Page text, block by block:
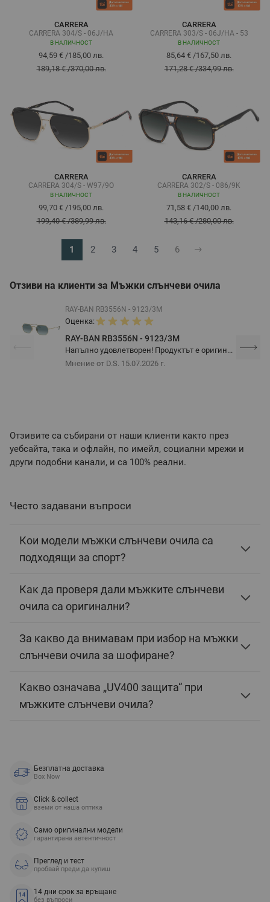
CARRERA
CARRERA 304/S - 06J/HA
В НАЛИЧНОСТ
94,59 € /185,00 лв.
189,18 €/370,00 лв.
CARRERA
CARRERA 303/S - 06J/HA - 53
В НАЛИЧНОСТ
85,64 € /167,50 лв.
171,28 €/334,99 лв.
CARRERA
CARRERA 304/S - W97/9O
В НАЛИЧНОСТ
99,70 € /195,00 лв.
199,40 €/389,99 лв.
CARRERA
CARRERA 302/S - 086/9K
В НАЛИЧНОСТ
71,58 € /140,00 лв.
143,16 €/280,00 лв.
В момента четете страница
1 Страница
2 Страница
3 Страница
4 Страница
5 Страница
6
Отзиви на клиенти за Мъжки слънчеви очила
RAY-BAN RB3556N - 9123/3M
Оценка:
RAY-BAN RB3556N - 9123/3M
Напълно удовлетворен! Продуктът е оригин...
Мнение от D.S. 15.07.2026 г.
Отзивите са събирани от наши клиенти както през
уебсайта, така и офлайн, по имейл, социални мрежи и
други подобни канали, и са 100% реални.
Често задавани въпроси
Кои модели мъжки слънчеви очила са
подходящи за спорт?
Как да проверя дали мъжките слънчеви
очила са оригинални?
За какво да внимавам при избор на мъжки
слънчеви очила за шофиране?
Какво означава „UV400 защита“ при
мъжките слънчеви очила?
Безплатна доставка
Box Now
Click & collect
вземи от наша оптика
Само оригинални модели
гарантирана автентичност
Преглед и тест
пробвай преди да купиш
14 дни срок за връщане
без въпроси